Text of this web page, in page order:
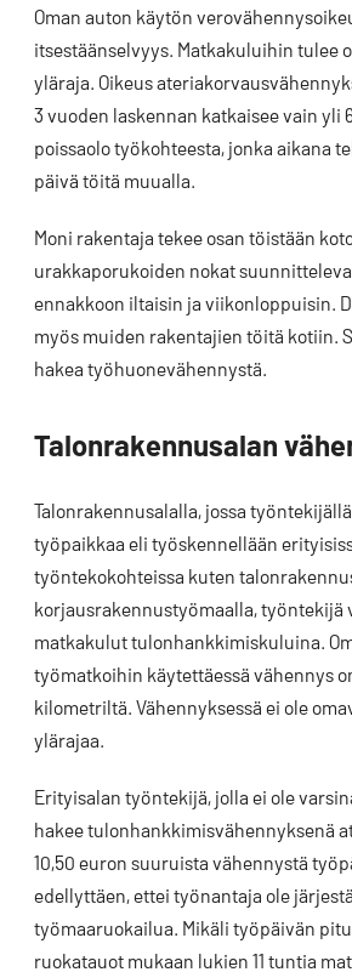
Oman auton käytön
itsestäänselvyys. Matkakuluihin tulee
yläraja. Oikeus
3 vuoden laskennan katkaisee vain yli
poissaolo työkohteesta, jonka aikana
päivä töitä muualla.
Moni rakentaja tekee osan töistään
urakkaporukoiden nokat
ennakkoon iltaisin ja viikonloppuisin.
myös muiden rakentajien töitä kotiin.
hakea työhuonevähennystä.
Talonrakennusalan
Talonrakennusalalla, jossa
työpaikkaa eli työskennellään
työntekokohteissa kuten
korjausrakennustyömaalla, työntekijä
matkakulut tulonhankkimiskuluina.
työmatkoihin käytettäessä vähennys
kilometriltä. Vähennyksessä ei ole
ylärajaa.
Erityisalan työntekijä, jolla ei ole
hakee tulonhankkimisvähennyksenä
10,50 euron suuruista vähennystä
edellyttäen, ettei työnantaja ole
työmaaruokailua. Mikäli työpäivän
ruokatauot mukaan lukien 11 tuntia